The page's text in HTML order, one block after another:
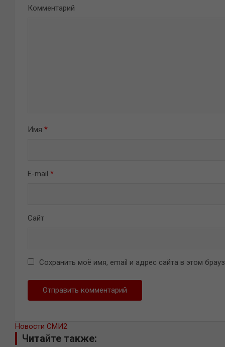
Комментарий
Имя *
E-mail *
Сайт
Сохранить моё имя, email и адрес сайта в этом
Новости СМИ2
Читайте также: